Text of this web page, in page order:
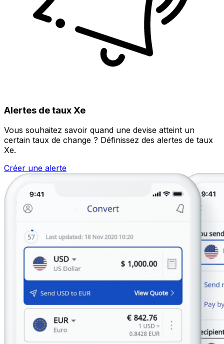
Alertes de taux Xe
Vous souhaitez savoir quand une devise atteint un
certain taux de change ? Définissez des alertes de taux
Xe.
Créer une alerte